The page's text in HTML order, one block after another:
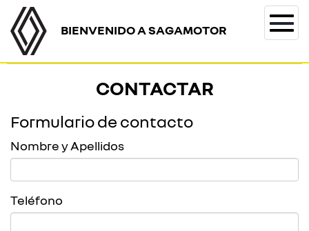
BIENVENIDO A SAGAMOTOR
CONTACTAR
Formulario de contacto
Nombre y Apellidos
Teléfono